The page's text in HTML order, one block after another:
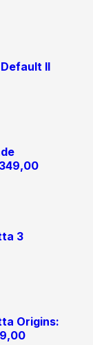
II
3
Origins: